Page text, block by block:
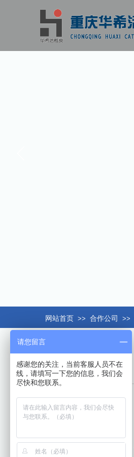
网站首页 >> 合作公司 >>
请您留言
感谢您的关注，当前客服人员不在
线，请填写一下您的信息，我们会
尽快和您联系。